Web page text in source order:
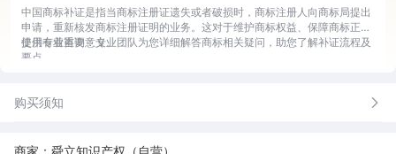
中国商标补证是指当商标注册证遗失或者破损时，商标注册人向商标局提出
申请，重新核发商标注册证明的业务。这对于维护商标权益、保障商标正常
使用有着重要意义。
提供专业咨询：专业团队为您详细解答商标相关疑问，助您了解补证流程及
要点。
进度跟踪反馈：实时跟进申请进度，及时向您反馈办理情况。
购买须知